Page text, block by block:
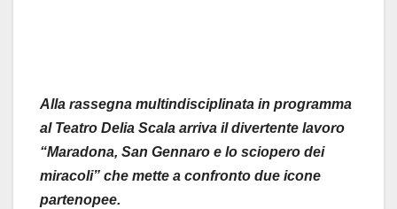
Alla rassegna multindisciplinata in programma
al Teatro Delia Scala arriva il divertente lavoro
“Maradona, San Gennaro e lo sciopero dei
miracoli” che mette a confronto due icone
partenopee.